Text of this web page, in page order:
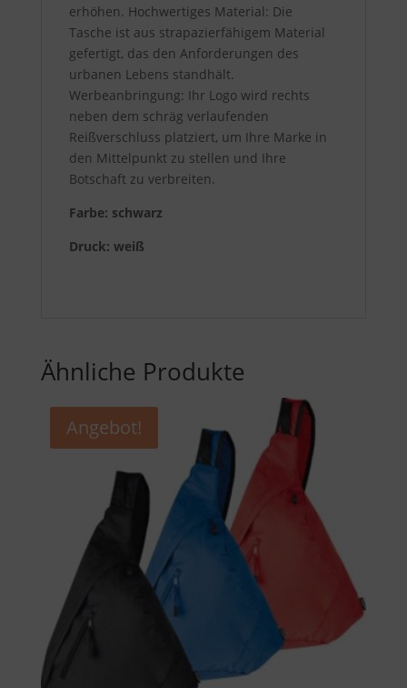
erhöhen. Hochwertiges Material: Die
Tasche ist aus strapazierfähigem Material
gefertigt, das den Anforderungen des
urbanen Lebens standhält.
Werbeanbringung: Ihr Logo wird rechts
neben dem schräg verlaufenden
Reißverschluss platziert, um Ihre Marke in
den Mittelpunkt zu stellen und Ihre
Botschaft zu verbreiten.
Farbe: schwarz
Druck: weiß
Ähnliche Produkte
Angebot!